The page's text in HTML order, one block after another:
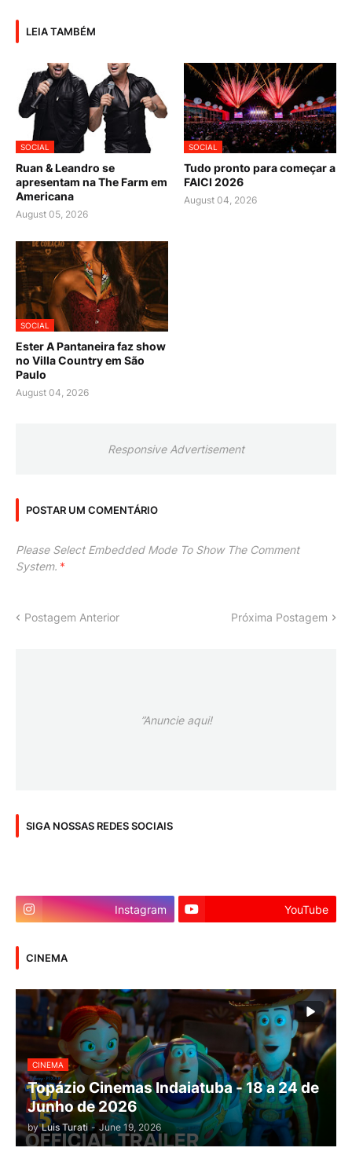
LEIA TAMBÉM
SOCIAL
Ruan & Leandro se
apresentam na The Farm em
Americana
August 05, 2026
SOCIAL
Tudo pronto para começar a
FAICI 2026
August 04, 2026
SOCIAL
Ester A Pantaneira faz show
no Villa Country em São
Paulo
August 04, 2026
Responsive Advertisement
POSTAR UM COMENTÁRIO
Please Select Embedded Mode To Show The Comment
System. *
Postagem Anterior Próxima Postagem
”Anuncie aqui!
SIGA NOSSAS REDES SOCIAIS
Instagram YouTube
CINEMA
CINEMA
Topázio Cinemas Indaiatuba - 18 a 24 de
Junho de 2026
by Luis Turati - June 19, 2026